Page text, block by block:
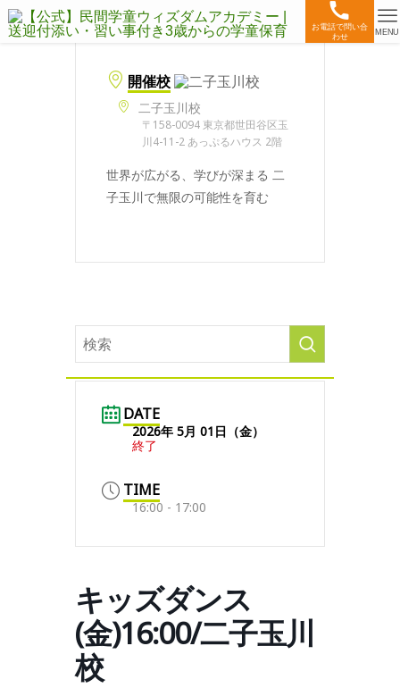
お電話で問い合
わせ
MENU
開催校
二子玉川校
〒158-0094 東京都世田谷区玉
川4-11-2 あっぷるハウス 2階
世界が広がる、学びが深まる 二
子玉川で無限の可能性を育む
DATE
2026年 5月 01日（金）
終了
TIME
16:00 - 17:00
キッズダンス
(金)16:00/二子玉川
校